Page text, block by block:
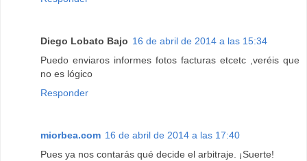
Diego Lobato Bajo 16 de abril de 2014 a las 15:34
Puedo enviaros informes fotos facturas etcetc ,veréis que
no es lógico
Responder
miorbea.com 16 de abril de 2014 a las 17:40
Pues ya nos contarás qué decide el arbitraje. ¡Suerte!